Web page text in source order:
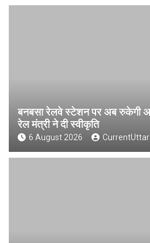
बनबसा रेलवे स्टेशन पर अब रुकेगी
रेल मंत्री ने दी स्वीकृति
6 August 2026